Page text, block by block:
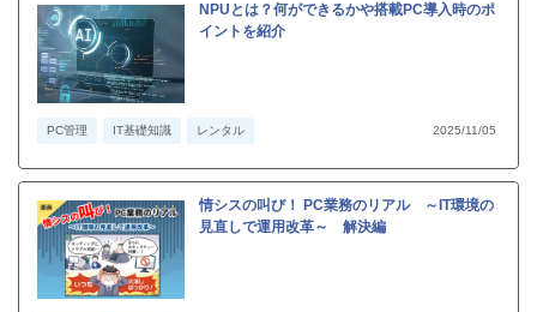
NPUとは？何ができるかや搭載PC導入時のポ
イントを紹介
PC管理 IT基礎知識 レンタル 2025/11/05
情シスの叫び！ PC業務のリアル ～IT環境の
見直しで運用改革～ 解決編